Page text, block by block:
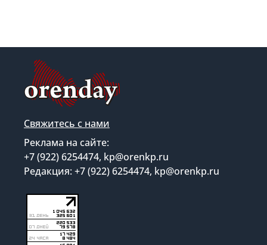
Свяжитесь с нами
Реклама на сайте:
+7 (922) 6254474, kp@orenkp.ru
Редакция: +7 (922) 6254474, kp@orenkp.ru